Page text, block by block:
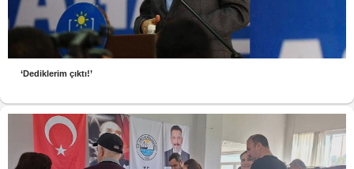
‘Dediklerim çıktı!’